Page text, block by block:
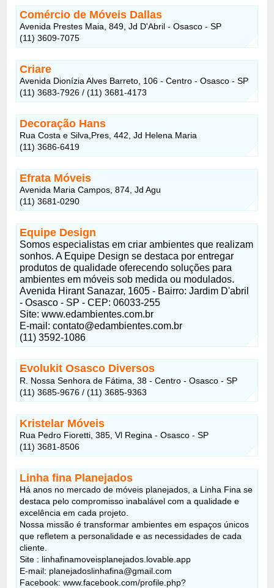
Comércio de Móveis Dallas
Avenida Prestes Maia, 849, Jd D'Abril - Osasco - SP
(11) 3609-7075
Criare
Avenida Dionízia Alves Barreto, 106 - Centro - Osasco - SP
(11) 3683-7926 / (11) 3681-4173
Decoração Hans
Rua Costa e Silva,Pres, 442, Jd Helena Maria
(11) 3686-6419
Efrata Móveis
Avenida Maria Campos, 874, Jd Agu
(11) 3681-0290
Equipe Design
Somos especialistas em criar ambientes que realizam
sonhos. A Equipe Design se destaca por entregar
produtos de qualidade oferecendo soluções para
ambientes em móveis sob medida ou modulados.
Avenida Hirant Sanazar, 1605 - Bairro: Jardim D'abril
- Osasco - SP - CEP: 06033-255
Site: www.edambientes.com.br
E-mail: contato@edambientes.com.br
(11) 3592-1086
Evolukit Osasco Diversos
R. Nossa Senhora de Fátima, 38 - Centro - Osasco - SP
(11) 3685-9676 / (11) 3685-9363
Kristelar Móveis
Rua Pedro Fioretti, 385, Vl Regina - Osasco - SP
(11) 3681-8506
Linha fina Planejados
Há anos no mercado de móveis planejados, a Linha Fina se
destaca pelo compromisso inabalável com a qualidade e
excelência em cada projeto.
Nossa missão é transformar ambientes em espaços únicos
que refletem a personalidade e as necessidades de cada
cliente.
Site : linhafinamoveisplanejados.lovable.app
E-mail: planejadoslinhafina@gmail.com
Facebook: www.facebook.com/profile.php?